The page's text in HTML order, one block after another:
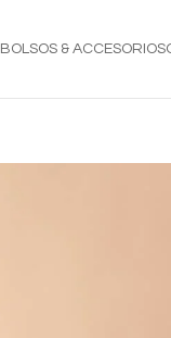
BOLSOS & ACCESORIOS